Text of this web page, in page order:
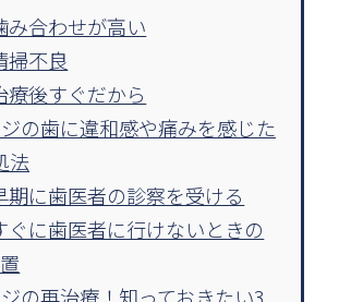
み合わせが高い
掃不良
療後すぐだから
の歯に違和感や痛みを感じた
法
期に歯医者の診察を受ける
ぐに歯医者に行けないときの
の再治療！知っておきたい3